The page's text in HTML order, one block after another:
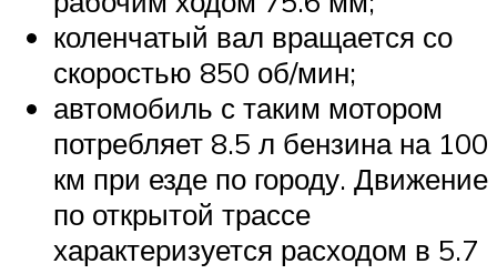
коленчатый вал вращается со
скоростью 850 об/мин;
автомобиль с таким мотором
потребляет 8.5 л бензина на 100
км при езде по городу. Движение
по открытой трассе
характеризуется расходом в 5.7